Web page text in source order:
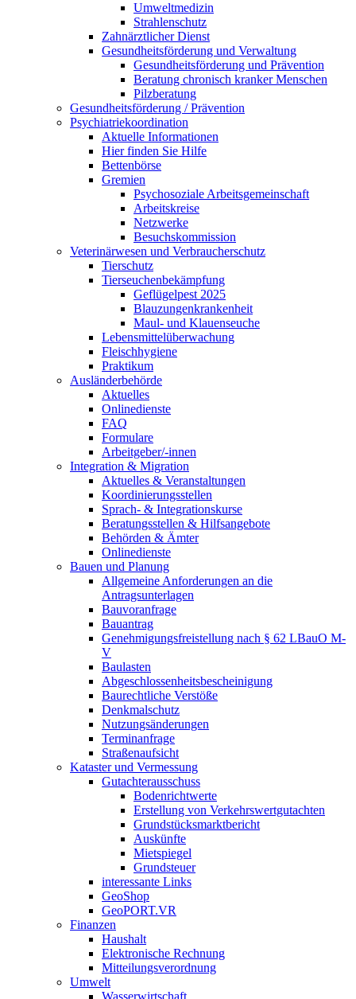
Umweltmedizin
Strahlenschutz
Zahnärztlicher Dienst
Gesundheitsförderung und Verwaltung
Gesundheitsförderung und Prävention
Beratung chronisch kranker Menschen
Pilzberatung
Gesundheits­förderung / Prävention
Psychiatriekoordination
Aktuelle Informationen
Hier finden Sie Hilfe
Bettenbörse
Gremien
Psychosoziale Arbeits­gemeinschaft
Arbeitskreise
Netzwerke
Besuchskommission
Veterinärwesen und Verbraucherschutz
Tierschutz
Tierseuchenbekämpfung
Geflügelpest 2025
Blauzungenkrankenheit
Maul- und Klauenseuche
Lebensmittelüberwachung
Fleischhygiene
Praktikum
Ausländerbehörde
Aktuelles
Onlinedienste
FAQ
Formulare
Arbeitgeber/-innen
Integration & Migration
Aktuelles & Veranstaltungen
Koordinierungsstellen
Sprach- & Integrationskurse
Beratungsstellen & Hilfsangebote
Behörden & Ämter
Onlinedienste
Bauen und Planung
Allgemeine Anforderungen an die
Antragsunterlagen
Bauvoranfrage
Bauantrag
Genehmigungsfreistellung nach § 62 LBauO M-
V
Baulasten
Abgeschlossenheits­bescheinigung
Baurechtliche Verstöße
Denkmalschutz
Nutzungsänderungen
Terminanfrage
Straßenaufsicht
Kataster und Vermessung
Gutachterausschuss
Bodenrichtwerte
Erstellung von Verkehrswertgutachten
Grundstücksmarktbericht
Auskünfte
Mietspiegel
Grundsteuer
interessante Links
GeoShop
GeoPORT.VR
Finanzen
Haushalt
Elektronische Rechnung
Mitteilungsverordnung
Umwelt
Wasserwirtschaft